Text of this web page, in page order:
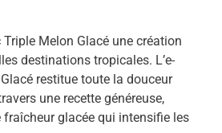
Melon Glacé une création
destinations tropicales. L’e-
restitue toute la douceur
une recette généreuse,
fraîcheur glacée qui intensifie les